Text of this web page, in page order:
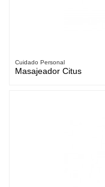
Cuidado Personal
Masajeador Citus